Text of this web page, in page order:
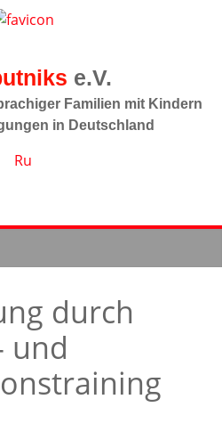
Familien mit Kindern
in Deutschland
Ru
durch
und